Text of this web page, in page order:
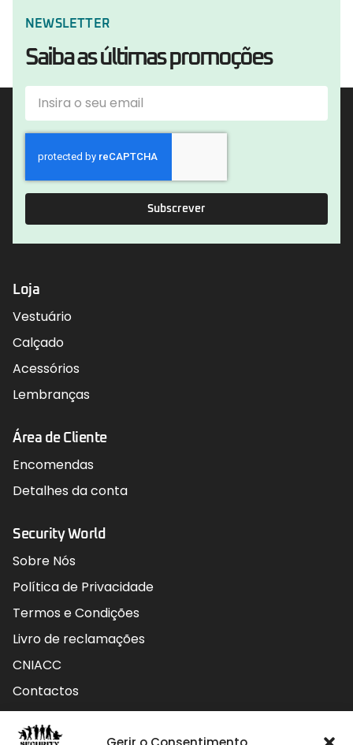
NEWSLETTER
Saiba as últimas promoções
Subscrever
Loja
Vestuário
Calçado
Acessórios
Lembranças
Área de Cliente
Encomendas
Detalhes da conta
Security World
Sobre Nós
Política de Privacidade
Termos e Condições
Livro de reclamações
CNIACC
Contactos
Contactos